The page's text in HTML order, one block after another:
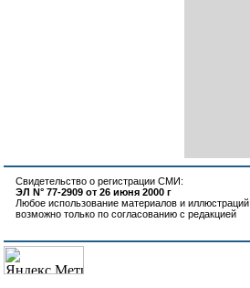
Свидетельство о регистрации СМИ:
ЭЛ N° 77-2909 от 26 июня 2000 г
Любое использование материалов и иллюстраций
возможно только по согласованию с редакцией